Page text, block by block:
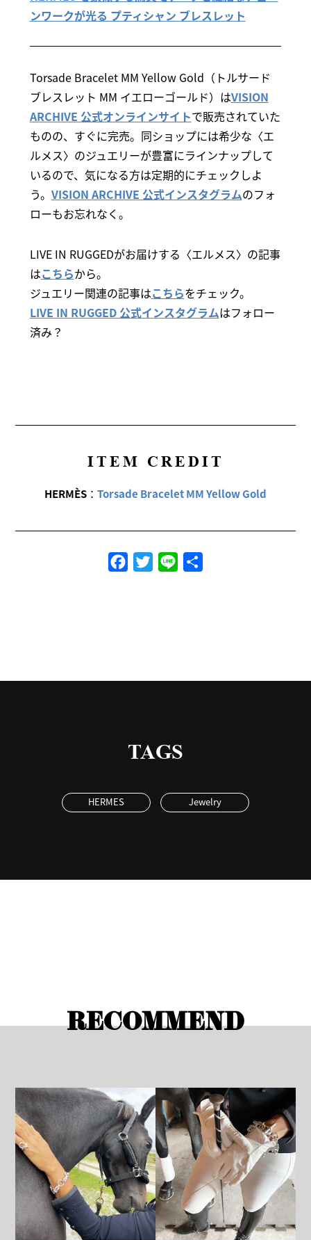
ンワークが光る プティシャン ブレスレット
Torsade Bracelet MM Yellow Gold（トルサード
ブレスレット MM イエローゴールド）はVISION
ARCHIVE 公式オンラインサイトで販売されていた
ものの、すぐに完売。同ショップには希少な〈エ
ルメス〉のジュエリーが豊富にラインナップして
いるので、気になる方は定期的にチェックしよ
う。 VISION ARCHIVE 公式インスタグラムのフォ
ローもお忘れなく。
LIVE IN RUGGEDがお届けする〈エルメス〉の記事
はこちらから。
ジュエリー関連の記事はこちらをチェック。
LIVE IN RUGGED 公式インスタグラムはフォロー
済み？
ITEM CREDIT
HERMÈS： Torsade Bracelet MM Yellow Gold
FacebookTwitterLine
TAGS
HERMES Jewelry
RECOMMEND